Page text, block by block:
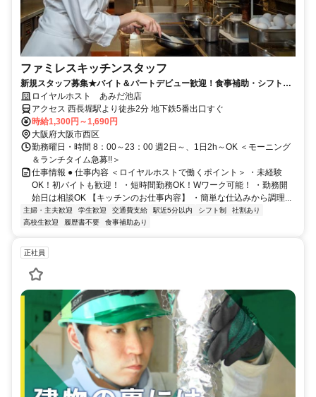
ファミレスキッチンスタッフ
新規スタッフ募集★バイト＆パートデビュー歓迎！食事補助・シフト調
整◎履歴書不要で簡単応募♪
ロイヤルホスト あみだ池店
アクセス 西長堀駅より徒歩2分 地下鉄5番出口すぐ
時給1,300円～1,690円
大阪府大阪市西区
勤務曜日・時間 8：00～23：00 週2日～、1日2h～OK ＜モーニング
＆ランチタイム急募!!＞
仕事情報 ● 仕事内容 ＜ロイヤルホストで働くポイント＞ ・未経験
OK！初バイトも歓迎！ ・短時間勤務OK！Wワーク可能！ ・勤務開
始日は相談OK 【キッチンのお仕事内容】 ・簡単な仕込みから調理...
主婦・主夫歓迎 学生歓迎 交通費支給 駅近5分以内 シフト制
社割あり
高校生歓迎
履歴書不要 食事補助あり
正社員